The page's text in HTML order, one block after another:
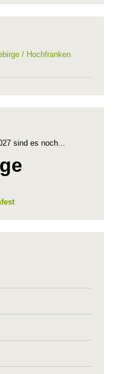
/ Hochfranken
sind es noch...